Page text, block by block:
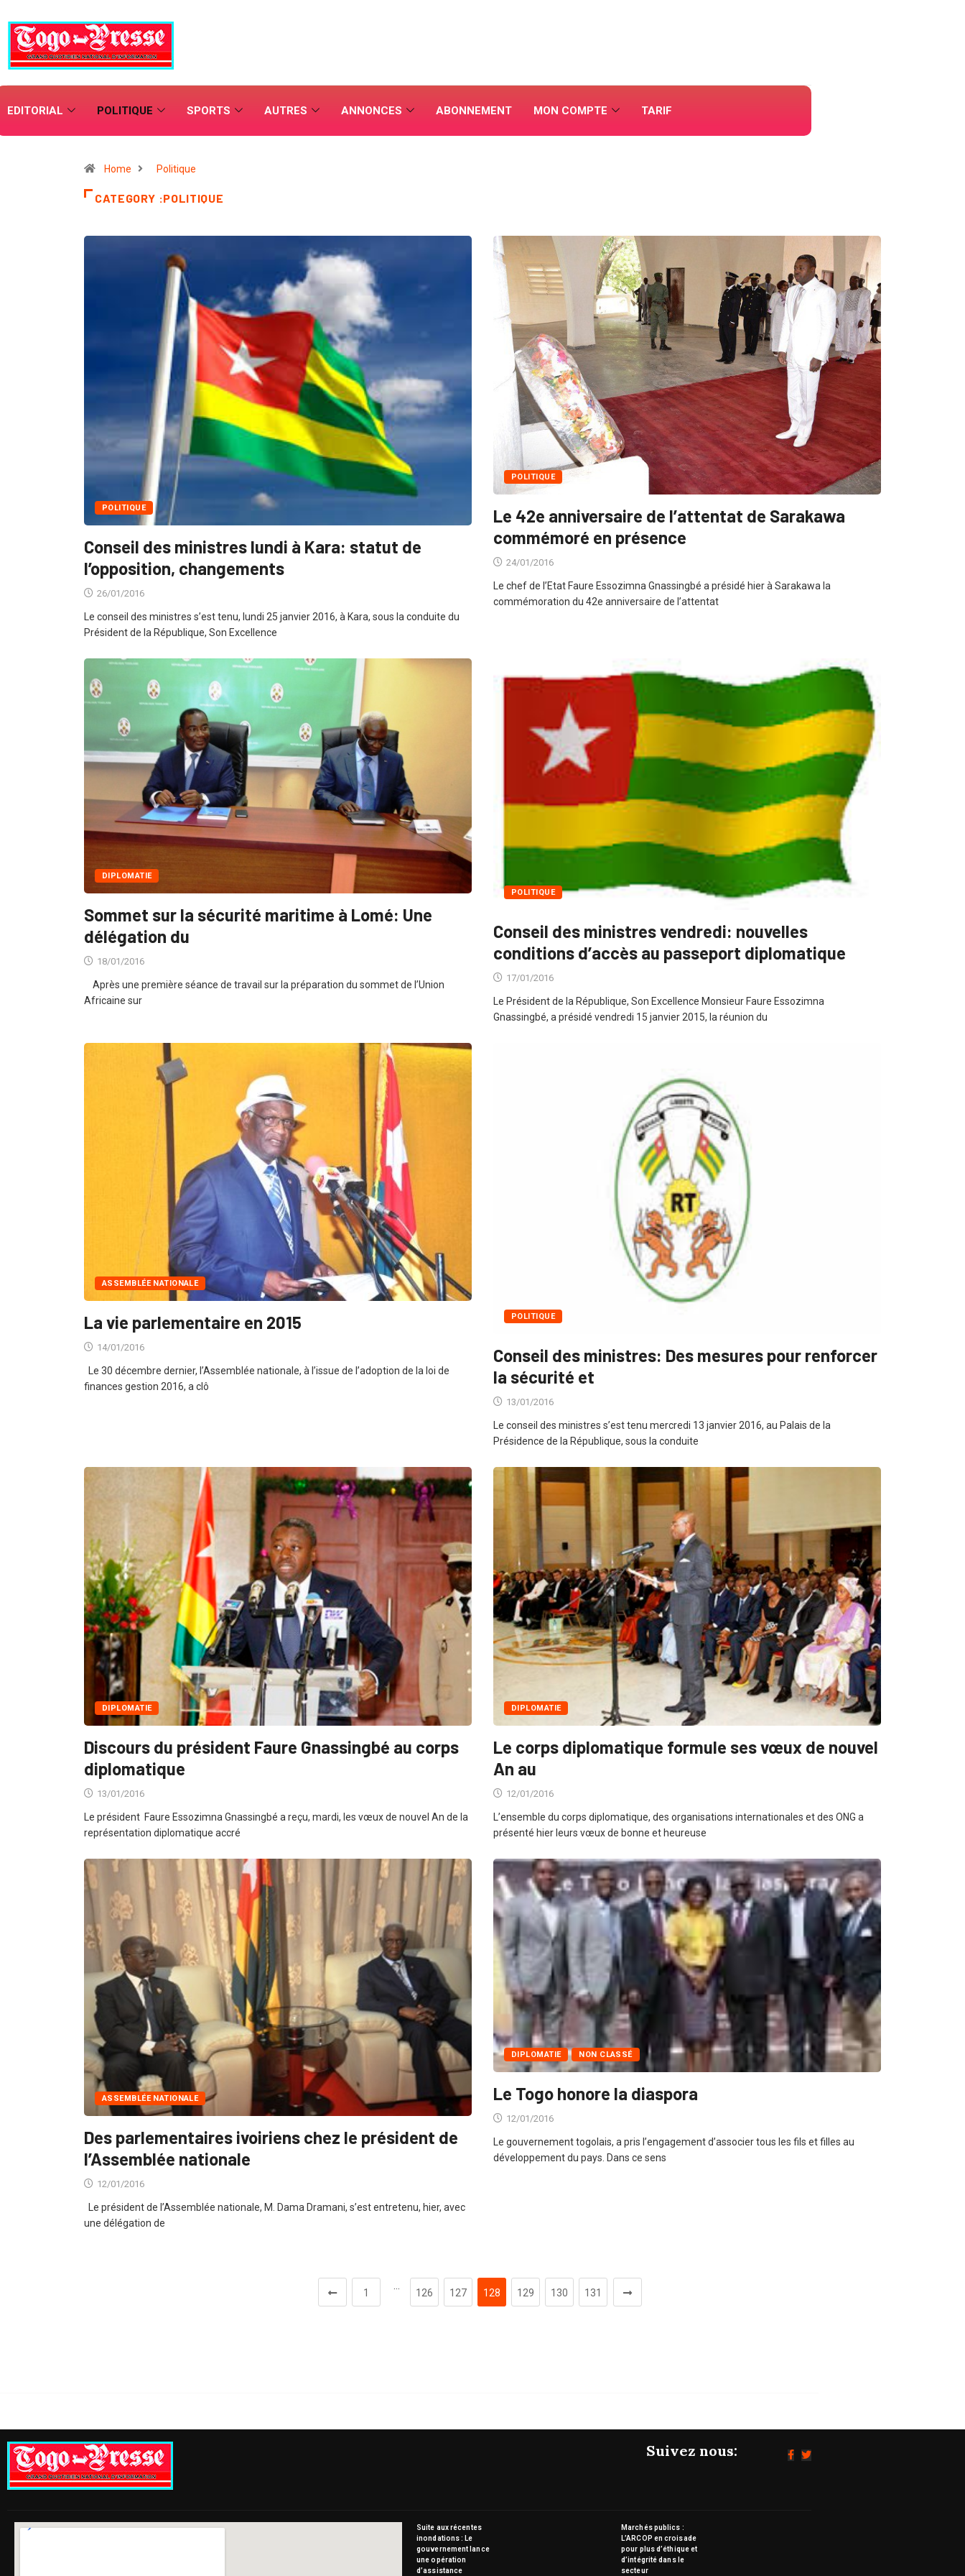
EDITORIAL POLITIQUE SPORTS AUTRES ANNONCES ABONNEMENT MON COMPTE TARIF
Home Politique
CATEGORY :POLITIQUE
POLITIQUE
Conseil des ministres lundi à Kara: statut de
l’opposition, changements
26/01/2016
Le conseil des ministres s’est tenu, lundi 25 janvier 2016, à Kara, sous la conduite du
Président de la République, Son Excellence
POLITIQUE
Le 42e anniversaire de l’attentat de Sarakawa
commémoré en présence
24/01/2016
Le chef de l’Etat Faure Essozimna Gnassingbé a présidé hier à Sarakawa la
commémoration du 42e anniversaire de l’attentat
DIPLOMATIE
Sommet sur la sécurité maritime à Lomé: Une
délégation du
18/01/2016
Après une première séance de travail sur la préparation du sommet de l’Union
Africaine sur
POLITIQUE
Conseil des ministres vendredi: nouvelles
conditions d’accès au passeport diplomatique
17/01/2016
Le Président de la République, Son Excellence Monsieur Faure Essozimna
Gnassingbé, a présidé vendredi 15 janvier 2015, la réunion du
ASSEMBLÉE NATIONALE
La vie parlementaire en 2015
14/01/2016
Le 30 décembre dernier, l’Assemblée nationale, à l’issue de l’adoption de la loi de
finances gestion 2016, a clô
POLITIQUE
Conseil des ministres: Des mesures pour renforcer
la sécurité et
13/01/2016
Le conseil des ministres s’est tenu mercredi 13 janvier 2016, au Palais de la
Présidence de la République, sous la conduite
DIPLOMATIE
Discours du président Faure Gnassingbé au corps
diplomatique
13/01/2016
Le président Faure Essozimna Gnassingbé a reçu, mardi, les vœux de nouvel An de la
représentation diplomatique accré
DIPLOMATIE
Le corps diplomatique formule ses vœux de nouvel
An au
12/01/2016
L’ensemble du corps diplomatique, des organisations internationales et des ONG a
présenté hier leurs vœux de bonne et heureuse
ASSEMBLÉE NATIONALE
Des parlementaires ivoiriens chez le président de
l’Assemblée nationale
12/01/2016
Le président de l’Assemblée nationale, M. Dama Dramani, s’est entretenu, hier, avec
une délégation de
DIPLOMATIE NON CLASSÉ
Le Togo honore la diaspora
12/01/2016
Le gouvernement togolais, a pris l’engagement d’associer tous les fils et filles au
développement du pays. Dans ce sens
1 126 127 128 129 130 131
Suivez nous:
Suite aux récentes
inondations : Le
gouvernement lance
une opération
d’assistance
Marchés publics :
L’ARCOP en croisade
pour plus d’éthique et
d’intégrité dans le
secteur